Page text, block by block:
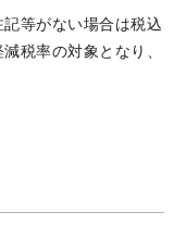
等がない場合は税込
税率の対象となり、